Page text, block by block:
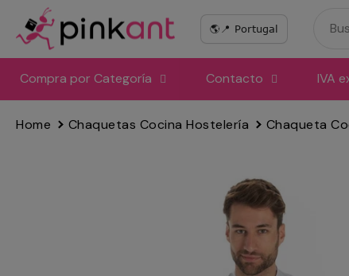
directamente
al
contenido
Compra por Categoría Contacto IVA
Home Chaquetas Cocina Hostelería Chaqueta